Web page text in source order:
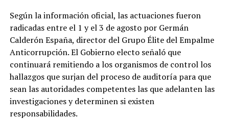
Según la información oficial, las actuaciones fueron
radicadas entre el 1 y el 3 de agosto por Germán
Calderón España, director del Grupo Élite del Empalme
Anticorrupción. El Gobierno electo señaló que
continuará remitiendo a los organismos de control los
hallazgos que surjan del proceso de auditoría para que
sean las autoridades competentes las que adelanten las
investigaciones y determinen si existen
responsabilidades.